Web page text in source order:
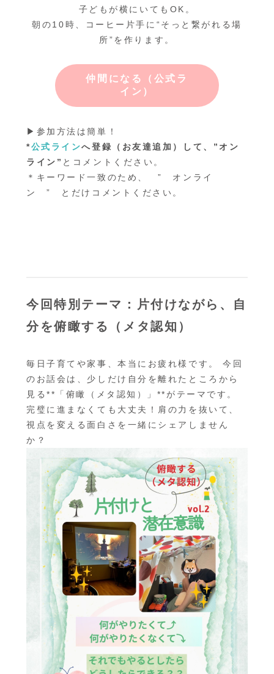
子どもが横にいてもOK。
朝の10時、コーヒー片手に“そっと繋がれる場
所”を作ります。
仲間になる
（公式ラ
イン）
▶参加方法は簡単！
*公式ラインへ登録（お友達追加）して 、”オン
ライン” とコメントください。
＊キーワード一致のため、 ” オンライ
ン ” とだけコメントください。
今回特別テーマ：
片付けながら、自
分を俯瞰する（メタ認知）
毎日子育てや家事、本当にお疲れ様です。 今回
のお話会は、少しだけ自分を離れたところから
見る**「俯瞰（メタ認知）」**がテーマです。
完璧に進まなくても大丈夫！肩の力を抜いて、
視点を変える面白さを一緒にシェアしません
か？